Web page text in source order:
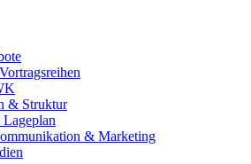
& Struktur
Lageplan
& Marketing